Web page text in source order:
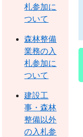
札参加に
ついて
森林整備
業務の入
札参加に
ついて
建設工
事・森林
整備以外
の入札参